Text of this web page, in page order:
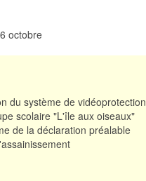
octobre
du système de vidéoprotection
scolaire "L'île aux oiseaux"
de la déclaration préalable